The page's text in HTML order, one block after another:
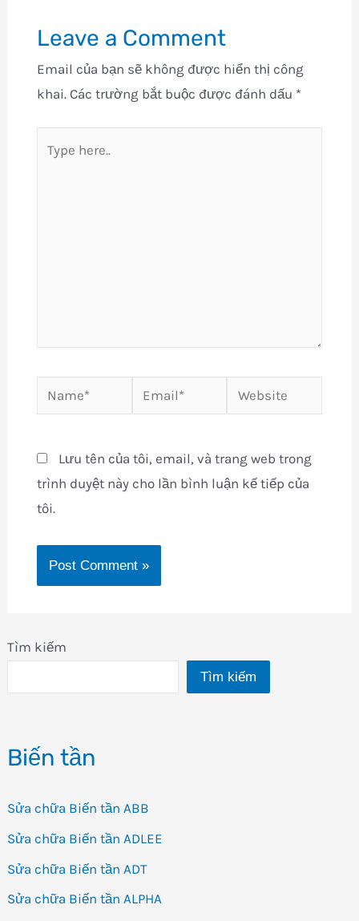
Tìm kiếm
Tìm kiếm
Biến tần
Sửa chữa Biến tần ABB
Sửa chữa Biến tần ADLEE
Sửa chữa Biến tần ADT
Sửa chữa Biến tần ALPHA
Leave a Comment
Email của bạn sẽ không được hiển thị công
khai. Các trường bắt buộc được đánh dấu *
here..
Name* Email* Website
Lưu tên của tôi, email, và trang web trong
trình duyệt này cho lần bình luận kế tiếp của
tôi.